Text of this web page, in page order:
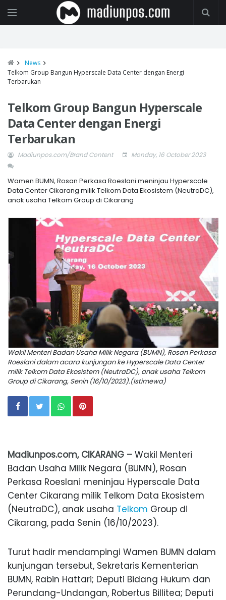
News
Telkom Group Bangun Hyperscale Data Center dengan Energi
Terbarukan
Telkom Group Bangun Hyperscale
Data Center dengan Energi
Terbarukan
Madiunpos.com/Brand Content Monday, 16 October 2023
Wamen BUMN, Rosan Perkasa Roeslani meninjau Hyperscale
Data Center Cikarang milik Telkom Data Ekosistem (NeutraDC),
anak usaha Telkom Group di Cikarang
Wakil Menteri Badan Usaha Milik Negara (BUMN), Rosan Perkasa
Roeslani dalam acara kunjungan ke Hyperscale Data Center
milik Telkom Data Ekosistem (NeutraDC), anak usaha Telkom
Group di Cikarang, Senin (16/10/2023).(Istimewa)
Madiunpos.com, CIKARANG – Wakil Menteri
Badan Usaha Milik Negara (BUMN), Rosan
Perkasa Roeslani meninjau Hyperscale Data
Center Cikarang milik Telkom Data Ekosistem
(NeutraDC), anak usaha Telkom Group di
Cikarang, pada Senin (16/10/2023).
Turut hadir mendampingi Wamen BUMN dalam
kunjungan tersebut, Sekretaris Kementerian
BUMN, Rabin Hattari; Deputi Bidang Hukum dan
Perundang-Undangan, Robertus Billitea; Deputi